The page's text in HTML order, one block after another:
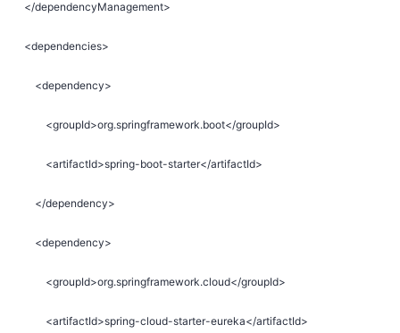
</dependencyManagement>
<dependencies>
<dependency>
<groupId>org.springframework.boot</groupId>
<artifactId>spring-boot-starter</artifactId>
</dependency>
<dependency>
<groupId>org.springframework.cloud</groupId>
<artifactId>spring-cloud-starter-eureka</artifactId>